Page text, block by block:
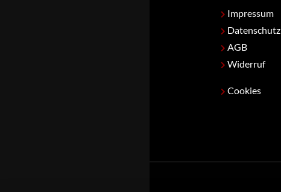
Impressum
Datenschutz
AGB
Widerruf
Cookies